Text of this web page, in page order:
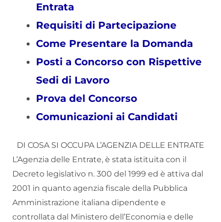
Entrata
Requisiti di Partecipazione
Come Presentare la Domanda
Posti a Concorso con Rispettive
Sedi di Lavoro
Prova del Concorso
Comunicazioni ai Candidati
DI COSA SI OCCUPA L’AGENZIA DELLE ENTRATE
L’Agenzia delle Entrate, è stata istituita con il
Decreto legislativo n. 300 del 1999 ed è attiva dal
2001 in quanto agenzia fiscale della Pubblica
Amministrazione italiana dipendente e
controllata dal Ministero dell’Economia e delle